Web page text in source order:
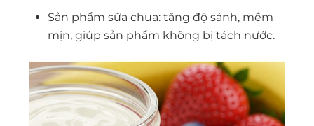
Sản phẩm sữa chua: tăng độ sánh, mềm
mịn, giúp sản phẩm không bị tách nước.